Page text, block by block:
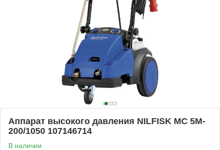
Аппарат высокого давления NILFISK MC 5M-
200/1050 107146714
В наличии